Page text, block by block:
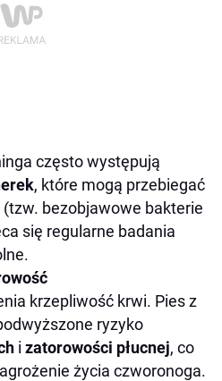
często występują
, które mogą przebiegać
(tzw. bezobjawowe bakterie
się regularne badania
krzepliwość krwi. Pies z
ryzyko
i zatorowości płucnej, co
życia czworonoga.